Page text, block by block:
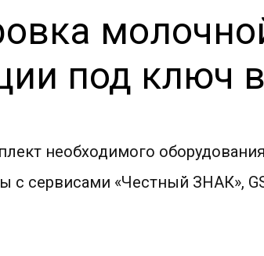
под ключ
необходимого
с сервисами «Честный ЗНАК»,